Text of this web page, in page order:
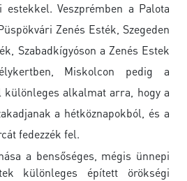
estekkel. Veszprémben a Palota
Zenés Esték, Szegeden
Szabadkígyóson a Zenés Estek
Miskolcon pedig a
alkalmat arra, hogy a
a hétköznapokból, és a
fedezzék fel.
a bensőséges, mégis ünnepi
különleges épített örökségi